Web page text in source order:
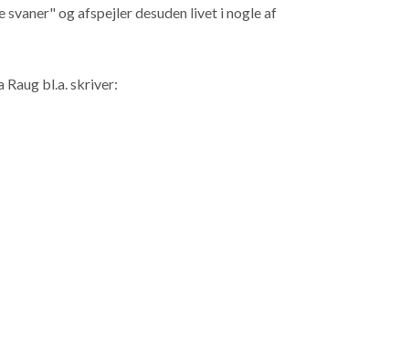
og afspejler desuden livet i nogle af
Raug bl.a. skriver: